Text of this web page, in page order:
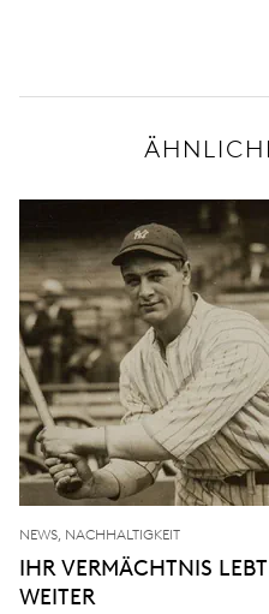
NEWS, NACHHALTIGKEIT
IHR VERMÄCHTNIS LEBT
WEITER